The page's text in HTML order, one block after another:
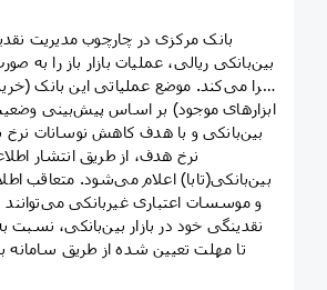
بانک مرکزی در چارچوب مديريت
بين‌بانکی ريالی، عملیات بازار باز را به
اجرا می‌کند. موضع عملیاتی این بانک
ابزارهای موجود) بر اساس پیش‌بینی وضعیت
بین‌بانکی و با هدف کاهش نوسانات نرخ
نرخ هدف، از طریق انتشار
بین‌بانکی(تابا) اعلام می‌شود. متعاقب
و موسسات اعتباری غيربانکی
نقدینگی خود در بازار بين‌بانکی،
تا مهلت تعیین شده از طریق سامانه